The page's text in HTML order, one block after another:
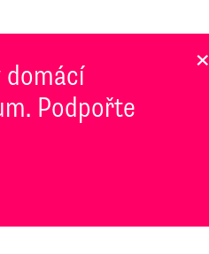
domácí
Podpořte
×